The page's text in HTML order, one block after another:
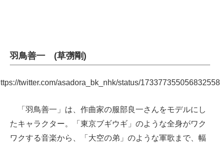
羽鳥善一 (草彅剛)
twitter.com/asadora_bk_nhk/status/
「羽鳥善一」は、作曲家の服部良一さんをモデルにし
たキャラクター。「東京ブギウギ」のような全身がワク
ワクする音楽から、「大空の弟」のような軍歌まで、幅